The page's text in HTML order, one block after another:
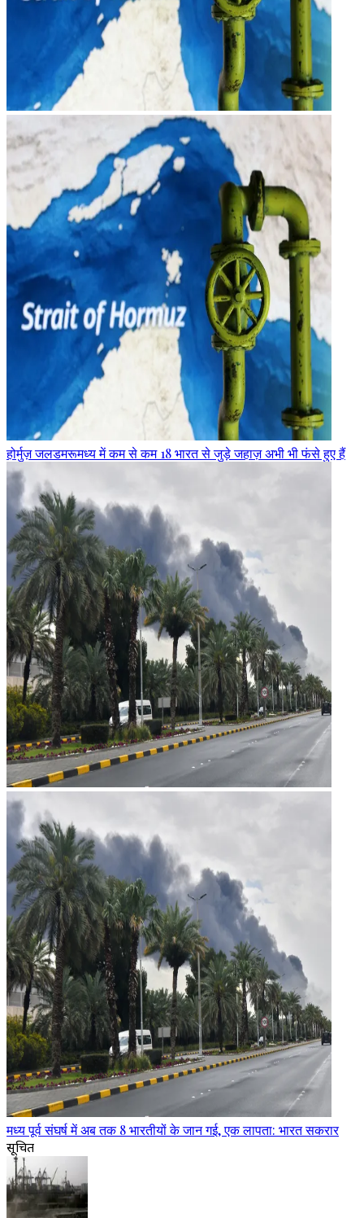
होर्मुज़ जलडमरूमध्य में कम से कम 18 भारत से जुड़े जहाज़ अभी भी फंसे हुए हैं
मध्य पूर्व संघर्ष में अब तक 8 भारतीयों के जान गई, एक लापता: भारत सकरार
सूचित